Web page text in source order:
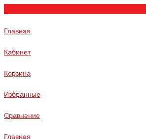
Главная
Кабинет
Корзина
Избранные
Сравнение
Главная